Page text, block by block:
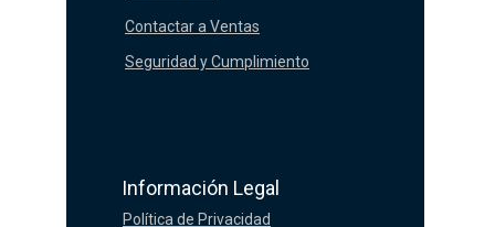
Seguridad y Cumplimiento
Contactar a Ventas
Política de Privacidad
Información Legal